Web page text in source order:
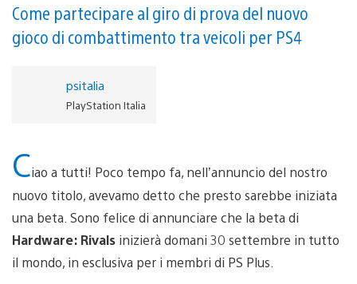
Come partecipare al giro di prova del nuovo
gioco di combattimento tra veicoli per PS4
psitalia
PlayStation Italia
Ciao a tutti! Poco tempo fa, nell’annuncio del nostro
nuovo titolo, avevamo detto che presto sarebbe iniziata
una beta. Sono felice di annunciare che la beta di
Hardware: Rivals inizierà domani 30 settembre in tutto
il mondo, in esclusiva per i membri di PS Plus.